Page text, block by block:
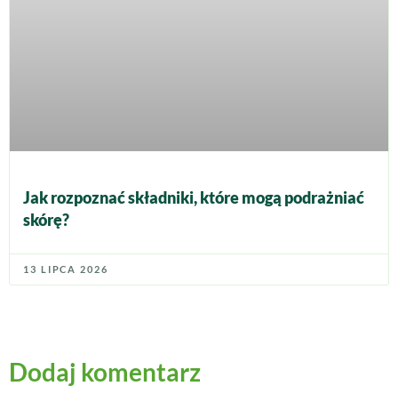
Jak rozpoznać składniki, które mogą podrażniać
skórę?
13 LIPCA 2026
Dodaj komentarz